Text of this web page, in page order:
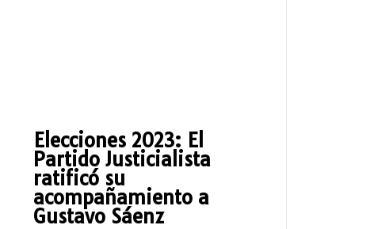
Elecciones 2023: El
Partido Justicialista
ratificó su
acompañamiento a
Gustavo Sáenz